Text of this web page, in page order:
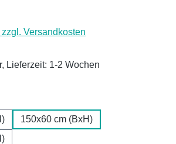
Versandkosten
Lieferzeit: 1-2 Wochen
150x60 cm (BxH)